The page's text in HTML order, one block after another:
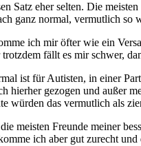
Satz eher selten. Die
ganz normal, vermutlich so
ich mir öfter wie ein
fällt es mir schwer,
ist für Autisten, in einer
hierher gezogen und außer
würden das vermutlich als
meisten Freunde meiner
ich aber gut zurecht und